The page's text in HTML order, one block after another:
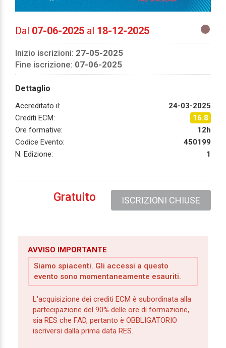
Dal 07-06-2025 al 18-12-2025
Inizio iscrizioni: 27-05-2025
Fine iscrizione: 07-06-2025
Dettaglio
Accreditato il:
24-03-2025
Crediti ECM:
16.8
Ore formative:
12h
Codice Evento:
450199
N. Edizione:
1
ISCRIZIONI CHIUSE
Gratuito
AVVISO IMPORTANTE
Siamo spiacenti. Gli accessi a questo
evento sono momentaneamente esauriti.
L'acquisizione dei crediti ECM è subordinata alla
partecipazione del 90% delle ore di formazione,
sia RES che FAD, pertanto è OBBLIGATORIO
iscriversi dalla prima data RES.